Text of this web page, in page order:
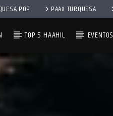
POP PAAX TURQUESA
TOP 5 HAAHIL EVENTOS
EMISIÓN